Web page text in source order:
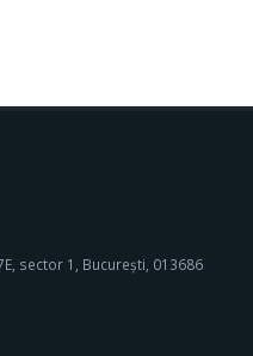
sector 1, București, 013686